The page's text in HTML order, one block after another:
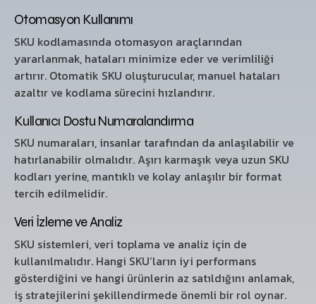
Otomasyon Kullanımı
SKU kodlamasında otomasyon araçlarından
yararlanmak, hataları minimize eder ve verimliliği
artırır. Otomatik SKU oluşturucular, manuel hataları
azaltır ve kodlama sürecini hızlandırır.
Kullanıcı Dostu Numaralandırma
SKU numaraları, insanlar tarafından da anlaşılabilir ve
hatırlanabilir olmalıdır. Aşırı karmaşık veya uzun SKU
kodları yerine, mantıklı ve kolay anlaşılır bir format
tercih edilmelidir.
Veri İzleme ve Analiz
SKU sistemleri, veri toplama ve analiz için de
kullanılmalıdır. Hangi SKU’ların iyi performans
gösterdiğini ve hangi ürünlerin az satıldığını anlamak,
iş stratejilerini şekillendirmede önemli bir rol oynar.